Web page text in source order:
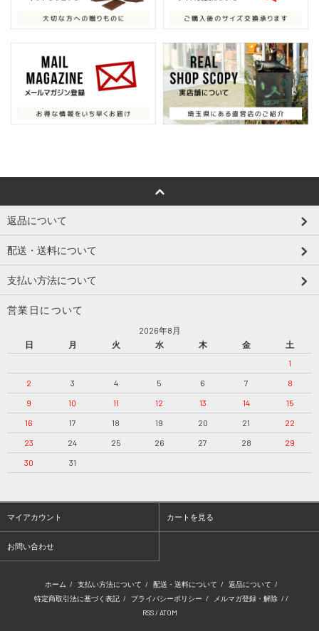
返品について
配送・送料について
支払い方法について
営業日について
2026年8月
日
月 火 水 木 金
土
1
2
3 4 5 6 7
8
9
10 11 12 13 14
15
16
17 18 19 20 21
22
23
24 25 26 27 28
29
30
31
マイアカウント カートを見る
お問い合わせ
ホーム / 支払い方法について / 配送・送料について / 返品について /
特定商取引法に基づく表記 / プライバシーポリシー / メルマガ登録・解除 / /
RSS/ ATOM